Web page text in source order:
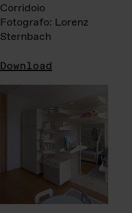
Corridoio
Fotografo: Lorenz
Sternbach
Download